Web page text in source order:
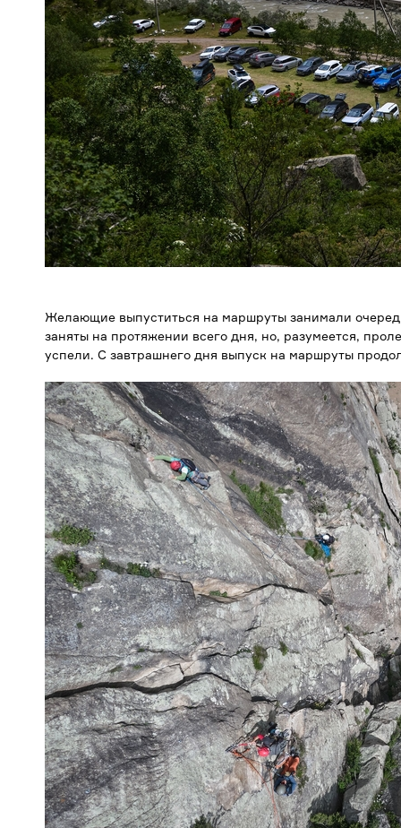
Желающие выпуститься на маршруты занимали
заняты на протяжении всего дня, но, разумеется,
успели. С завтрашнего дня выпуск на маршруты